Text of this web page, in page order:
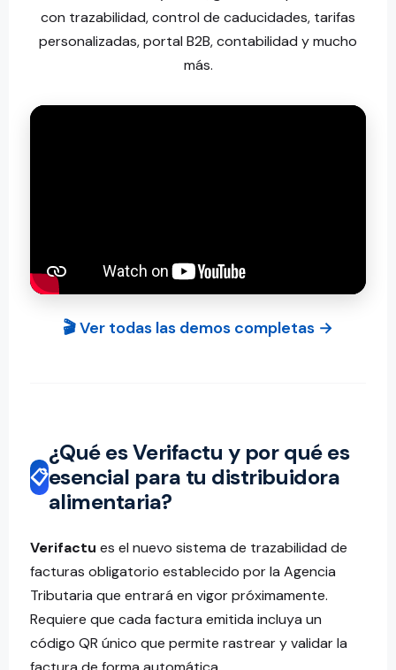
con trazabilidad, control de caducidades, tarifas
personalizadas, portal B2B, contabilidad y mucho
más.
🎬 Ver todas las demos completas →
📋
¿Qué es Verifactu y por qué es
esencial para tu distribuidora
alimentaria?
Verifactu es el nuevo sistema de trazabilidad de
facturas obligatorio establecido por la Agencia
Tributaria que entrará en vigor próximamente.
Requiere que cada factura emitida incluya un
código QR único que permite rastrear y validar la